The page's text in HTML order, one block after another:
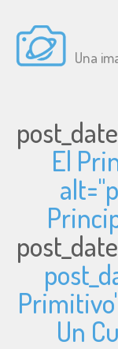
Una
El
alt="
Un